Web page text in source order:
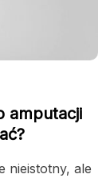
amputacji
nieistotny, ale